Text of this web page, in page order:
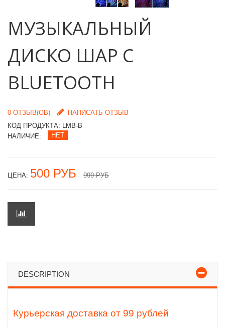
МУЗЫКАЛЬНЫЙ
ДИСКО ШАР С
BLUETOOTH
0 ОТЗЫВ(ОВ)
НАПИСАТЬ ОТЗЫВ
КОД ПРОДУКТА: LMB-B
НАЛИЧИЕ:
НЕТ
ЦЕНА: 500 РУБ 999 РУБ
DESCRIPTION
Курьерская доставка от 99 рублей